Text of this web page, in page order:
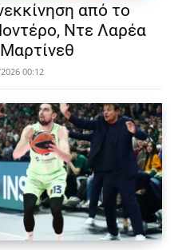
από το
Ντε Λαρέα
00:12